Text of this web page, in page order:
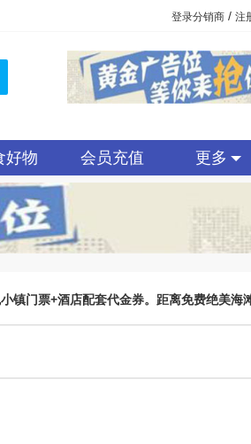
登录分销商 / 注
好物 会员充值 更多
镇门票+酒店配套代金券。距离免费绝美海